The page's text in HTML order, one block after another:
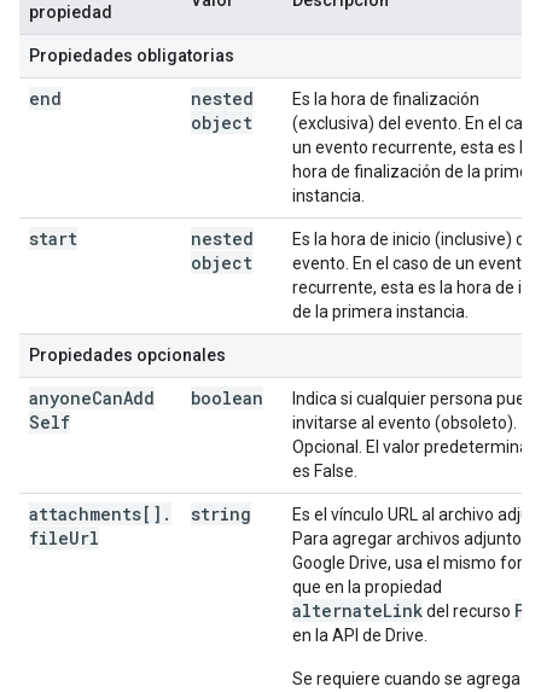
propiedad
Propiedades obligatorias
end
nested
object
Es la hora de finalización
(exclusiva) del evento. En el
un evento recurrente, esta es la
hora de finalización de la
instancia.
start
nested
object
Es la hora de inicio (inclusive) del
evento. En el caso de un evento
recurrente, esta es la hora de
de la primera instancia.
Propiedades opcionales
anyoneCanAdd
Self
boolean
Indica si cualquier persona
invitarse al evento (obsoleto).
Opcional. El valor
es False.
attachments[] .
fileUrl
string
Es el vínculo URL al archivo
Para agregar archivos adjuntos
Google Drive, usa el mismo
que en la propiedad
alternateLinkdel recurso
en la API de Drive.
Se requiere cuando se agrega